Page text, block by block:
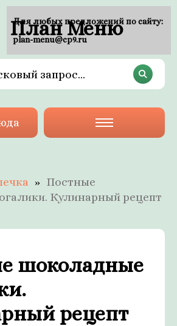
План Меню
Постные
Кулинарный рецепт
шоколадные
рецепт
Для любых предложений по сайту:
plan-menu@cp9.ru